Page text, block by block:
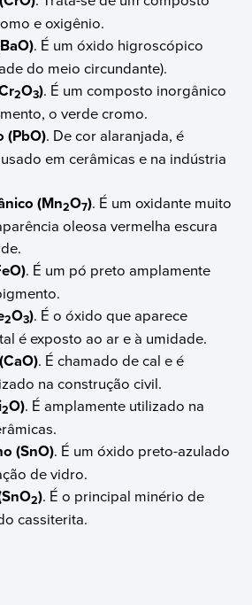
e oxigênio.
. É um óxido higroscópico
do meio circundante).
2O3). É um composto inorgânico
o verde cromo.
(PbO). De cor alaranjada, é
em cerâmicas e na indústria
(Mn2O7). É um oxidante muito
oleosa vermelha escura
. É um pó preto amplamente
2O3). É o óxido que aparece
é exposto ao ar e à umidade.
. É chamado de cal e é
na construção civil.
2O). É amplamente utilizado na
(SnO). É um óxido preto-azulado
de vidro.
2). É o principal minério de
cassiterita.